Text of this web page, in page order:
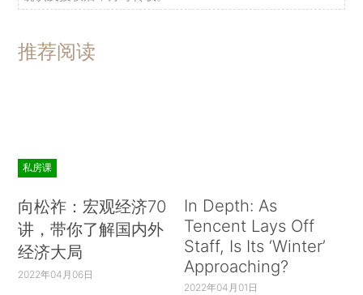
推荐阅读
私房课
向松祚：宏观经济70
讲，带你了解国内外
经济大局
2022年04月06日
In Depth: As
Tencent Lays Off
Staff, Is Its ‘Winter’
Approaching?
2022年04月01日